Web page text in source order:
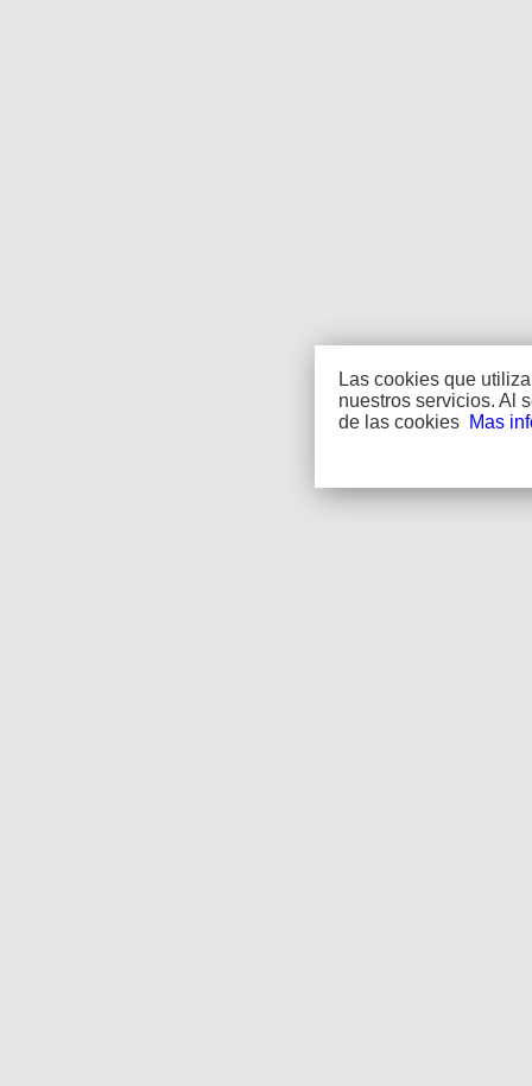
Las cookies que
nuestros servicios. Al
de las cookies
Mas